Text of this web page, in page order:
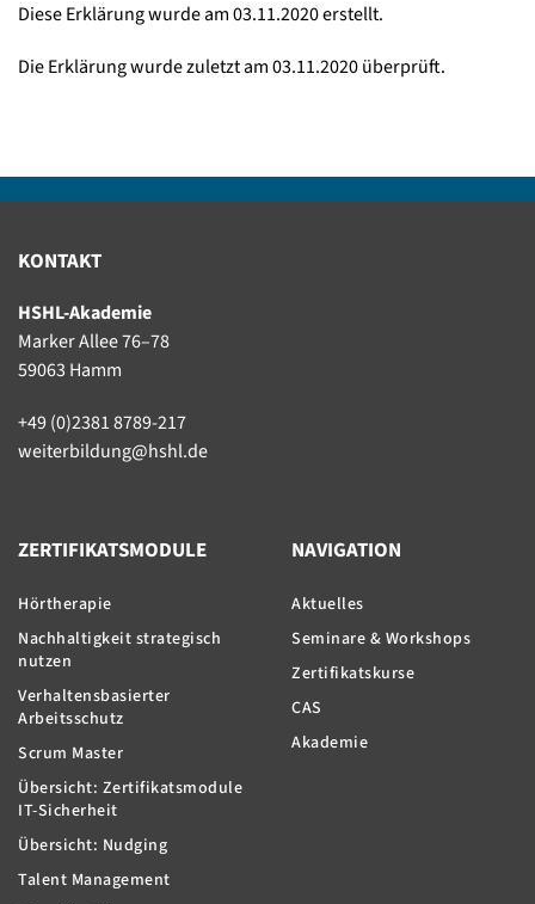
Diese Erklärung wurde am 03.11.2020 erstellt.
Die Erklärung wurde zuletzt am 03.11.2020 überprüft.
KONTAKT
HSHL-Akademie
Marker Allee 76–78
59063 Hamm
+49 (0)2381 8789-217
weiterbildung@hshl.de
ZERTIFIKATSMODULE
Hörtherapie
Nachhaltigkeit strategisch
nutzen
Verhaltensbasierter
Arbeitsschutz
Scrum Master
Übersicht: Zertifikatsmodule
IT-Sicherheit
Übersicht: Nudging
Talent Management
NAVIGATION
Aktuelles
Seminare & Workshops
Zertifikatskurse
CAS
Akademie